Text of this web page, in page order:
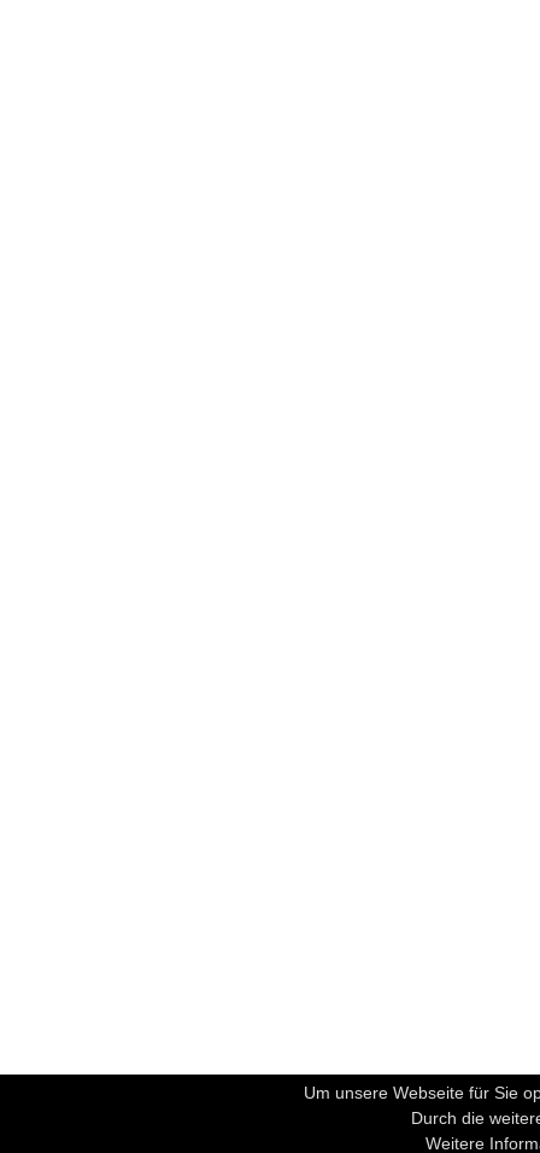
Um unsere Webseite für Sie
Durch die
Weitere